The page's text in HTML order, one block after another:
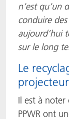
n’est qu’un
conduire
aujourd’hui
sur le long
Le
Il est à noter
PPWR ont